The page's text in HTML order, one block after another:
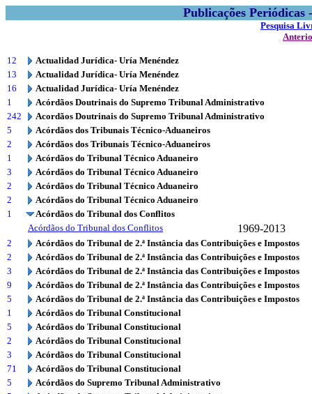
Publicações
Pesquisa
12
Actualidad Jurídica- Uría Menéndez
13
Actualidad Jurídica- Uría Menéndez
16
Actualidad Jurídica- Uría Menéndez
1
Acórdãos Doutrinais do Supremo Tribunal Administrativo
242
Acordãos Doutrinais do Supremo Tribunal Administrativo
5
Acórdãos dos Tribunais Técnico-Aduaneiros
2
Acórdãos dos Tribunais Técnico-Aduaneiros
1
Acórdãos do Tribunal Técnico Aduaneiro
3
Acórdãos do Tribunal Técnico Aduaneiro
2
Acórdãos do Tribunal Técnico Aduaneiro
2
Acórdãos do Tribunal Técnico Aduaneiro
1
Acórdãos do Tribunal dos Conflitos
Acórdãos do Tribunal dos Conflitos
1969-2013
2
Acórdãos do Tribunal de 2.ª Instância das Contribuições e Impostos
2
Acórdãos do Tribunal de 2.ª Instância das Contribuições e Impostos
3
Acórdãos do Tribunal de 2.ª Instância das Contribuições e Impostos
9
Acórdãos do Tribunal de 2.ª Instância das Contribuições e Impostos
5
Acórdãos do Tribunal de 2.ª Instância das Contribuições e Impostos
1
Acórdãos do Tribunal Constitucional
5
Acórdãos do Tribunal Constitucional
2
Acórdãos do Tribunal Constitucional
3
Acórdãos do Tribunal Constitucional
71
Acórdãos do Tribunal Constitucional
5
Acórdãos do Supremo Tribunal Administrativo